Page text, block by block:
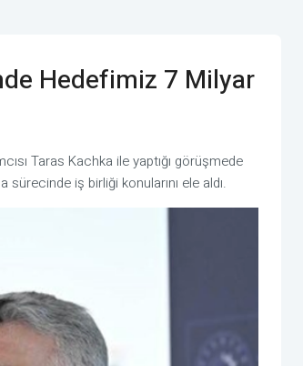
Hedefimiz 7 Milyar
Taras Kachka ile yaptığı görüşmede
iş birliği konularını ele aldı.